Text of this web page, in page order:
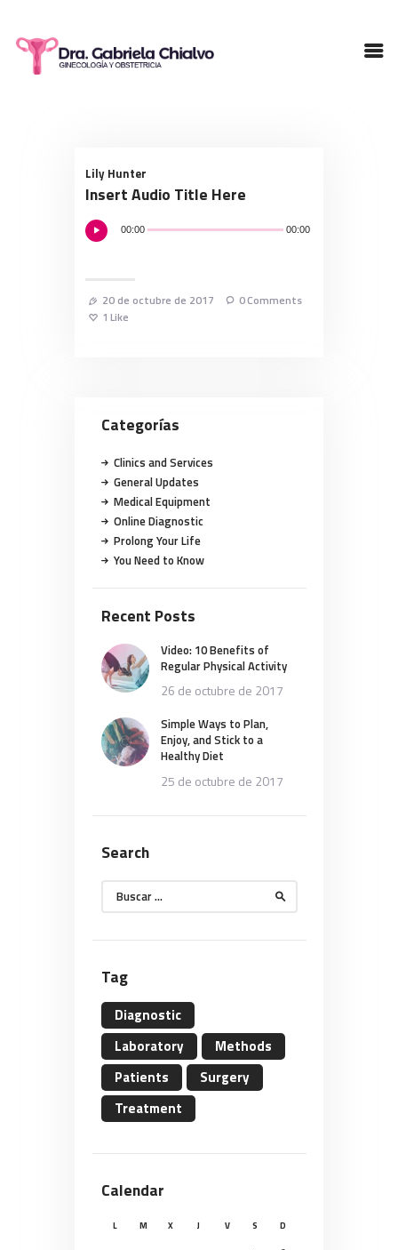
INICIO
SERVICIOS
CONTACTO
Lily Hunter
Insert Audio Title Here
Reproductor
de
00:00 00:00
20 de octubre de 2017 0Comments
1 Like
Categorías
Clinics and Services
General Updates
Medical Equipment
Online Diagnostic
Prolong Your Life
You Need to Know
Recent Posts
Video: 10 Benefits of
Regular Physical Activity
26 de octubre de 2017
Simple Ways to Plan,
Enjoy, and Stick to a
Healthy Diet
25 de octubre de 2017
Search
Buscar:
Tag
Diagnostic
Laboratory
Methods
Patients
Surgery
Treatment
Calendar
L M X J V S
D